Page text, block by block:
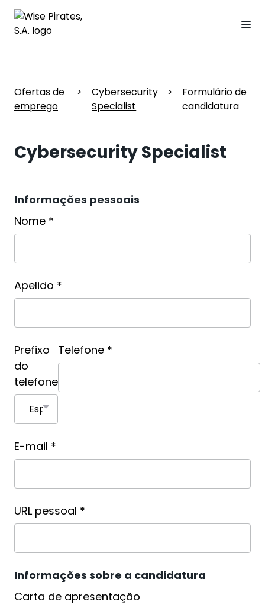
Ofertas de
emprego
>
Cybersecurity
Specialist
>
Formulário de
candidatura
Cybersecurity Specialist
Informações pessoais
Nome *
Apelido *
Prefixo
do
telefone
Telefone *
E-mail *
URL pessoal *
Informações sobre a candidatura
Carta de apresentação